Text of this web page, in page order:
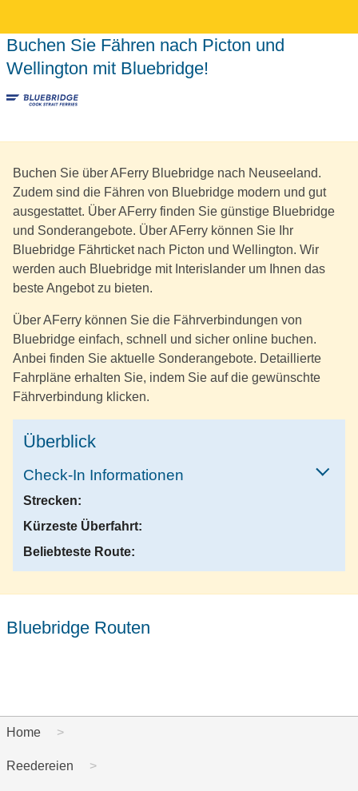
Buchen Sie Fähren nach Picton und
Wellington mit Bluebridge!
Buchen Sie über AFerry Bluebridge nach Neuseeland.
Zudem sind die Fähren von Bluebridge modern und gut
ausgestattet. Über AFerry finden Sie günstige Bluebridge
und Sonderangebote. Über AFerry können Sie Ihr
Bluebridge Fährticket nach Picton und Wellington. Wir
werden auch Bluebridge mit Interislander um Ihnen das
beste Angebot zu bieten.
Über AFerry können Sie die Fährverbindungen von
Bluebridge einfach, schnell und sicher online buchen.
Anbei finden Sie aktuelle Sonderangebote. Detaillierte
Fahrpläne erhalten Sie, indem Sie auf die gewünschte
Fährverbindung klicken.
Überblick
Check-In Informationen
Strecken:
Kürzeste Überfahrt:
Beliebteste Route:
Bluebridge Routen
Home
Reedereien